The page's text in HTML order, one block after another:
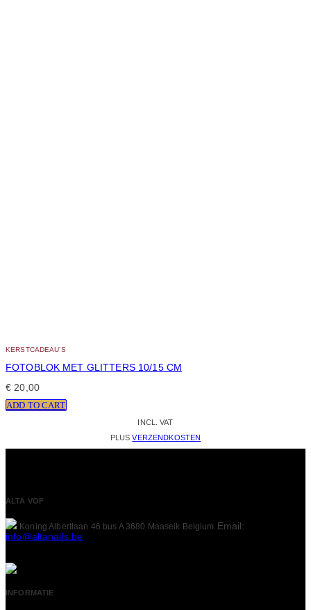
KERSTCADEAU’S
FOTOBLOK MET GLITTERS 10/15 CM
€ 20,00
ADD TO CART
INCL. VAT
PLUSVERZENDKOSTEN
ALTA VOF
Koning Albertlaan 46 bus A 3680 Maaseik Belgium Email:
info@altanails.be
INFORMATIE